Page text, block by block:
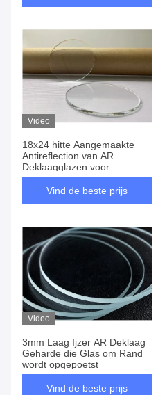
Video
18x24 hitte Aangemaakte
Antireflection van AR
Deklaagglazen voor
Elektronische Vertoning
Vind de beste prijs
Video
3mm Laag Ijzer AR Deklaag
Geharde die Glas om Rand
wordt opgepoetst
Vind de beste prijs